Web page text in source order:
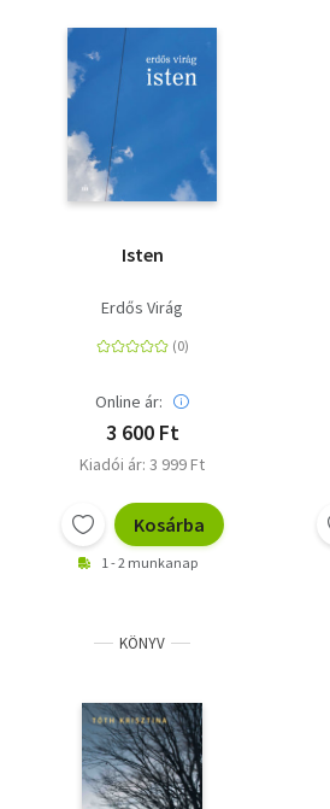
Isten
Erdős Virág
Online ár:
3 600 Ft
Kiadói ár: 3 999 Ft
Kosárba
1 - 2 munkanap
KÖNYV